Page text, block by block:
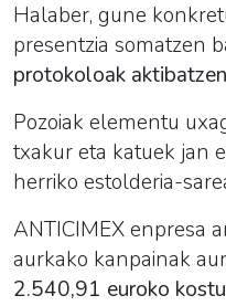
Halaber, gune
presentzia somatzen
protokoloak
Pozoiak elementu
txakur eta katuek jan
herriko estolderia-
ANTICIMEX enpresa
aurkako kanpainak
2.540,91 euroko